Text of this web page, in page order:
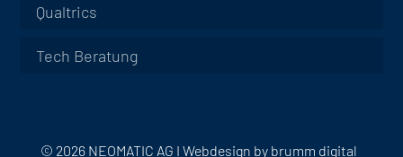
Qualtrics
Tech Beratung
© 2026 NEOMATIC AG I Webdesign by brumm digital